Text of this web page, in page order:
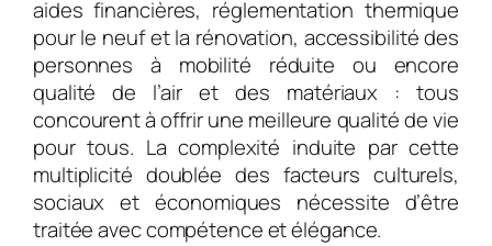
aides financières, réglementation thermique
pour le neuf et la rénovation, accessibilité des
personnes à mobilité réduite ou encore
qualité de l’air et des matériaux : tous
concourent à offrir une meilleure qualité de vie
pour tous. La complexité induite par cette
multiplicité doublée des facteurs culturels,
sociaux et économiques nécessite d’être
traitée avec compétence et élégance.